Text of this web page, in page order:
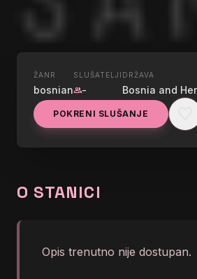
UŽIVO
RADIO
92.2MHZ
ŽANR
bosnian
SLUŠATELJI
group-
DRŽAVA
Bosnia and
POKRENI SLUŠANJE
O STANICI
Opis trenutno nije dostupan.